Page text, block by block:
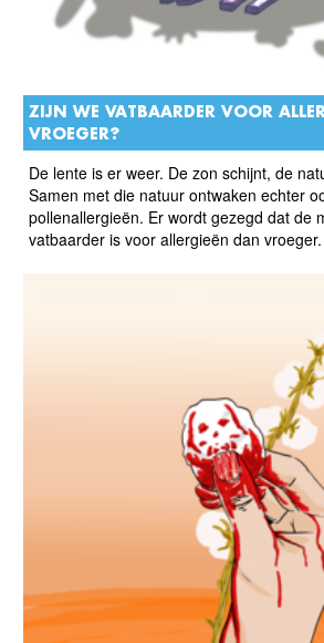
ZIJN WE VATBAARDER VOOR
VROEGER?
De lente is er weer. De zon schijnt, de
Samen met die natuur ontwaken echter
pollenallergieën. Er wordt gezegd dat de
vatbaarder is voor allergieën dan